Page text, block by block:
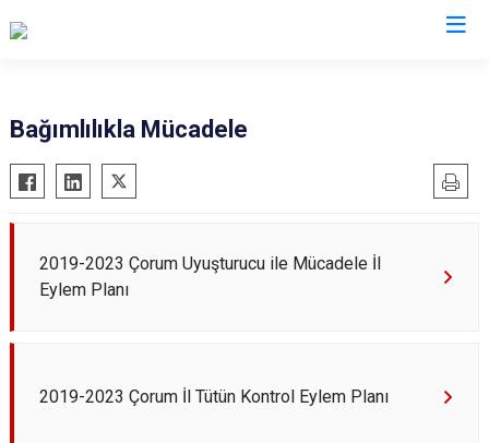
Bağımlılıkla Mücadele
2019-2023 Çorum Uyuşturucu ile Mücadele İl
Eylem Planı
2019-2023 Çorum İl Tütün Kontrol Eylem Planı